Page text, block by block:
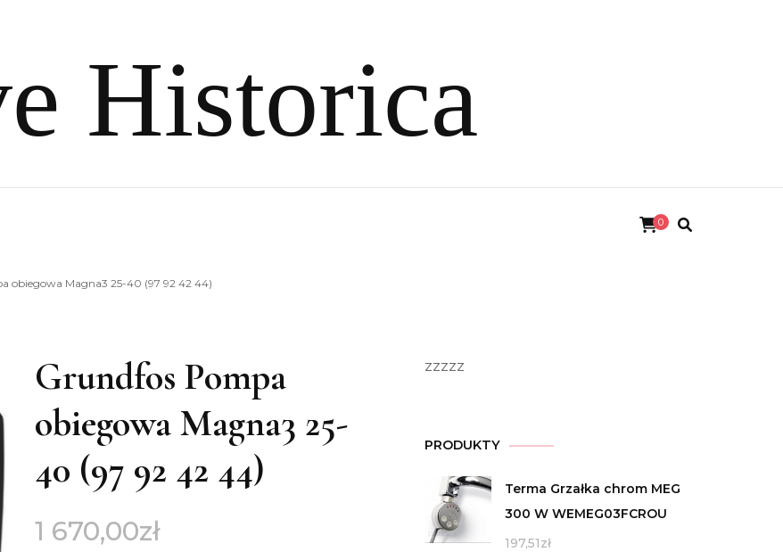
Historica
0
obiegowa Magna3 25-40 (97 92 42 44)
Grundfos Pompa
obiegowa Magna3 25-
40 (97 92 42 44)
1 670,00zł
zzzzz
PRODUKTY
Terma Grzałka chrom MEG
300 W WEMEG03FCROU
197,51zł